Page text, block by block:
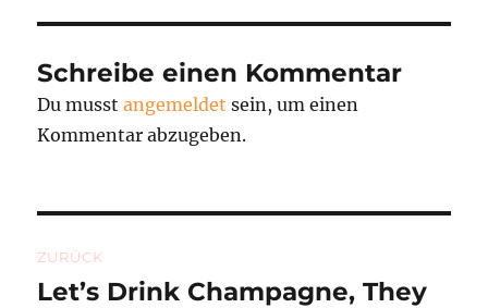
Schreibe einen Kommentar
Du musstangemeldet sein, um einen
Kommentar abzugeben.
ZURÜCK
Vorheriger
Let’s Drink Champagne, They